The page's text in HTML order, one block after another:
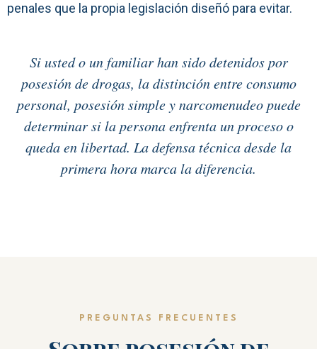
penales que la propia legislación diseñó para evitar.
Si usted o un familiar han sido detenidos por
posesión de drogas, la distinción entre consumo
personal, posesión simple y narcomenudeo puede
determinar si la persona enfrenta un proceso o
queda en libertad. La defensa técnica desde la
primera hora marca la diferencia.
PREGUNTAS FRECUENTES